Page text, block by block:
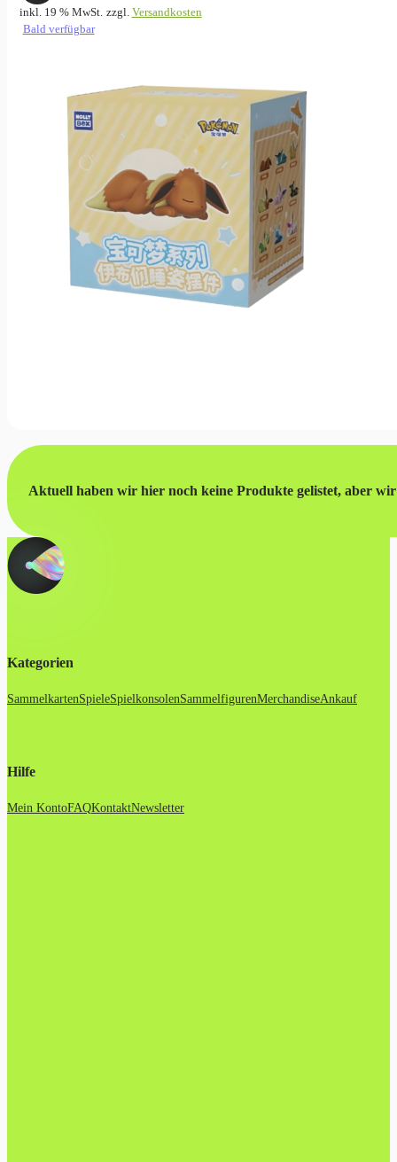
inkl. 19 % MwSt. zzgl. Versandkosten
Bald verfügbar
Aktuell haben wir hier noch keine Produkte gelistet, aber
Kategorien
SammelkartenSpieleSpielkonsolenSammelfigurenMerchandiseAnkauf
Hilfe
Mein KontoFAQKontaktNewsletter